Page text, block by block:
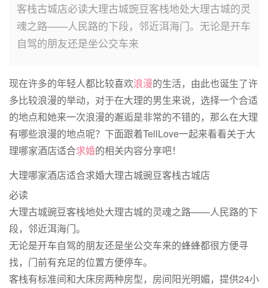
客栈古城店必读大理古城豌豆客栈地处大理古城的灵
魂之路——人民路的下段，邻近洱海门。无论是开车
自驾的朋友还是坐公交车来
现在许多的年轻人都比较喜欢浪漫的生活，由此也诞生了许
多比较浪漫的举动，对于在大理的男生来说，选择一个合适
的地点和她来一次浪漫的邂逅是非常的不错的，那么在大理
有哪些浪漫的地点呢？下面跟着TellLove一起来看看关于大
理哪家酒店适合求婚的相关内容分享吧！
大理哪家酒店适合求婚大理古城豌豆客栈古城店
必读
大理古城豌豆客栈地处大理古城的灵魂之路——人民路的下
段，邻近洱海门。
无论是开车自驾的朋友还是坐公交车来的蜂蜂都很方便寻
找，门前有充足的位置方便停车。
客栈有标准间和大床房两种房型，房间阳光明媚，提供24小